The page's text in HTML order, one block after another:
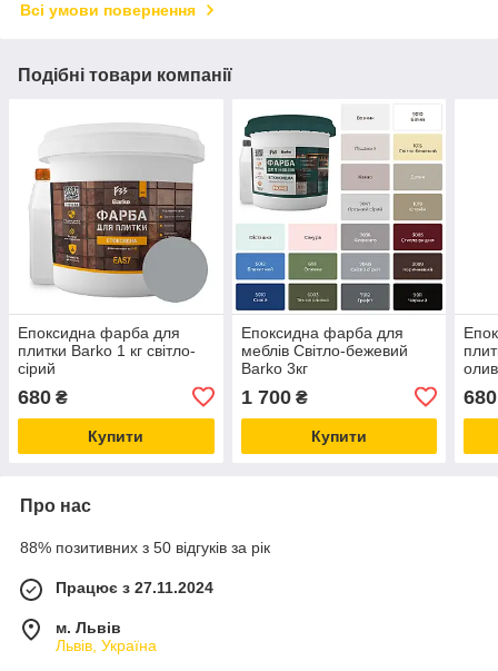
Всі умови повернення
Подібні товари компанії
Епоксидна фарба для
плитки Barko 1 кг світло-
сірий
680 ₴
Купити
Епоксидна фарба для
меблів Світло-бежевий
Barko 3кг
1 700₴
Купити
680
Про нас
88% позитивних з 50 відгуків за рік
Працює з 27.11.2024
м. Львів
Львів, Україна